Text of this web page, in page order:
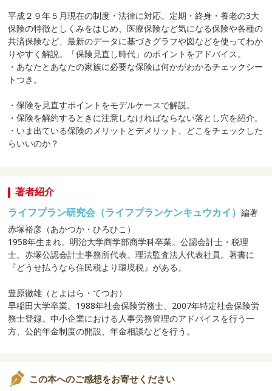
平成２９年５月現在の制度・法律に対応。定期・終身・養老の3大
保険の特徴としくみをはじめ、医療保険など気になる保険や各種の
共済保険など、最新のデータに基づきグラフや図などを使ってわか
りやすく解説。「保険見直し時代」のポイントをアドバイス。
・あなたとあなたの家族に必要な保険は何かがわかるチェックシー
トつき。
・保険を見直すポイントをモデルケースで解説。
・保険を解約するときに注意しなければならない落とし穴を紹介。
・いま出ている保険のメリットとデメリット、どこをチェックした
らいいのか？
著者紹介
ライフプラン研究会（ライフプランケンキュウカイ）編著
赤塚裕彦（あかつか・ひろひこ）
1958年生まれ。明治大学商学部商学科卒業。公認会計士・税理
士。赤塚公認会計士事務所代表。理法監査法人代表社員。著書に
『どうせ払うなら住民税より環境税』がある。
豊原徹雄（とよはら・てつお）
早稲田大学卒業。1988年社会保険労務士、2007年特定社会保険労
務士登録。中小企業における人事労務管理のアドバイスを行う一
方、公的年金制度の開設、年金相談などを行う。
この本へのご感想をお寄せください